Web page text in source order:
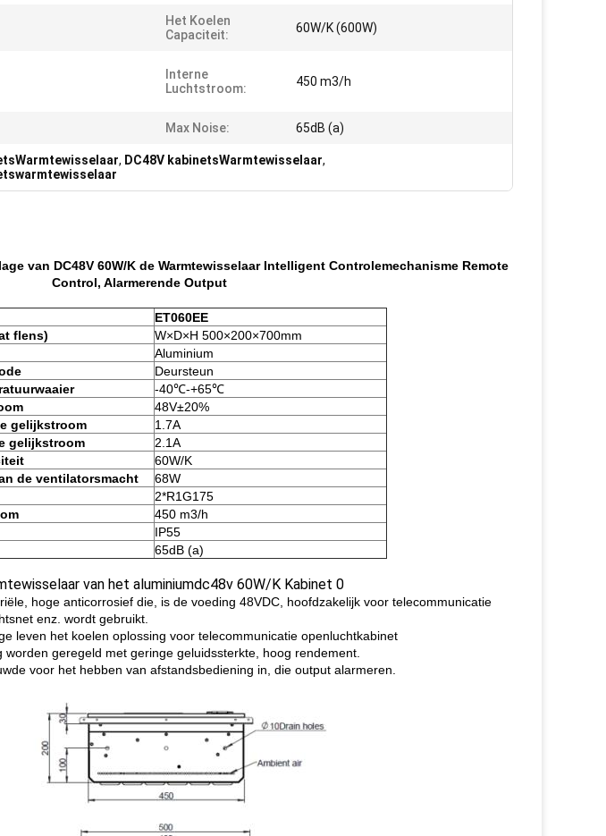
Het Koelen
Capaciteit:
60W/K (600W)
Interne
Luchtstroom:
450 m3/h
Max Noise: 65dB (a)
, DC48V kabinetsWarmtewisselaar,
van DC48V 60W/K de Warmtewisselaar Intelligent Controlemechanisme Remote
Control, Alarmerende Output
ET060EE
flens)
W×D×H 500×200×700mm
Aluminium
Deursteun
-40℃-+65℃
48V±20%
gelijkstroom
1.7A
gelijkstroom
2.1A
60W/K
de ventilatorsmacht
68W
2*R1G175
450 m3/h
IP55
65dB (a)
hoge anticorrosief die, is de voeding 48VDC, hoofdzakelijk voor telecommunicatie
enz. wordt gebruikt.
leven het koelen oplossing voor telecommunicatie openluchtkabinet
geregeld met geringe geluidssterkte, hoog rendement.
voor het hebben van afstandsbediening in, die output alarmeren.